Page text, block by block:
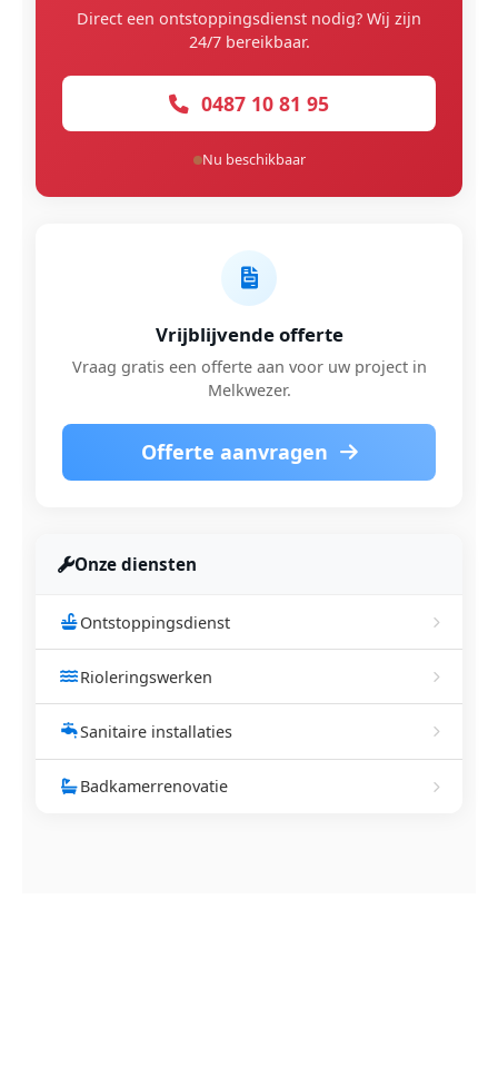
Direct een ontstoppingsdienst nodig? Wij zijn
24/7 bereikbaar.
0487 10 81 95
Nu beschikbaar
Vrijblijvende offerte
Vraag gratis een offerte aan voor uw project in
Melkwezer.
Offerte aanvragen
Onze diensten
Ontstoppingsdienst
Rioleringswerken
Sanitaire installaties
Badkamerrenovatie